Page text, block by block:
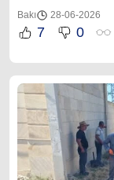
Bakı 28-06-2026
7 0